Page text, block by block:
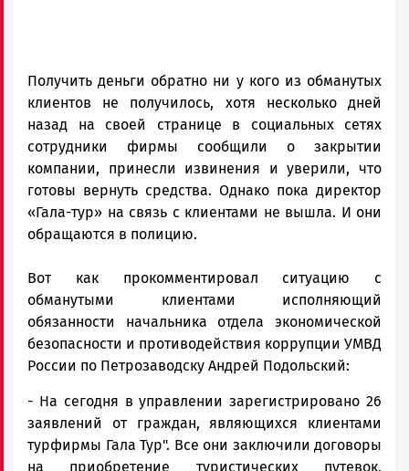
Получить деньги обратно ни у кого из обманутых
клиентов не получилось, хотя несколько дней
назад на своей странице в социальных сетях
сотрудники фирмы сообщили о закрытии
компании, принесли извинения и уверили, что
готовы вернуть средства. Однако пока директор
«Гала-тур» на связь с клиентами не вышла. И они
обращаются в полицию.
Вот как прокомментировал ситуацию с
обманутыми клиентами исполняющий
обязанности начальника отдела экономической
безопасности и противодействия коррупции УМВД
России по Петрозаводску Андрей Подольский:
- На сегодня в управлении зарегистрировано 26
заявлений от граждан, являющихся клиентами
турфирмы Гала Тур". Все они заключили договоры
на приобретение туристических путевок,